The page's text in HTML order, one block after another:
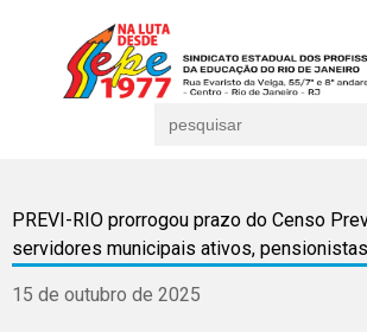
for:
PREVI-RIO prorrogou prazo do Censo
servidores municipais ativos,
15 de outubro de 2025